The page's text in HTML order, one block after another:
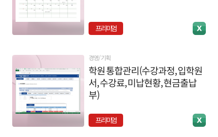
프리미엄
경영/기획
학원 통합관리(수강과정, 입학원
서, 수강료, 미납현황, 현금출납
부)
프리미엄